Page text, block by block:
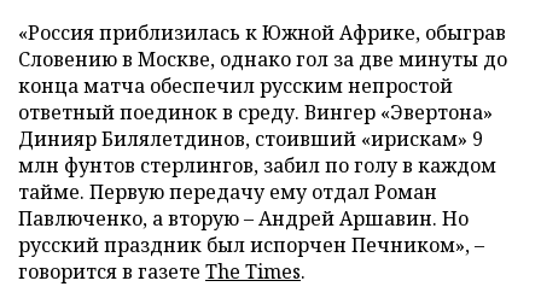
«Россия приблизилась к Южной Африке, обыграв
Словению в Москве, однако гол за две минуты до
конца матча обеспечил русским непростой
ответный поединок в среду. Вингер «Эвертона»
Динияр Билялетдинов, стоивший «ирискам» 9
млн фунтов стерлингов, забил по голу в каждом
тайме. Первую передачу ему отдал Роман
Павлюченко, а вторую – Андрей Аршавин. Но
русский праздник был испорчен Печником», –
говорится в газете The Times.